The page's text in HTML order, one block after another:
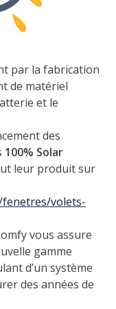
par la fabrication
de matériel
et le
des
100% Solar
leur produit sur
volets-
vous assure
gamme
d’un système
des années de